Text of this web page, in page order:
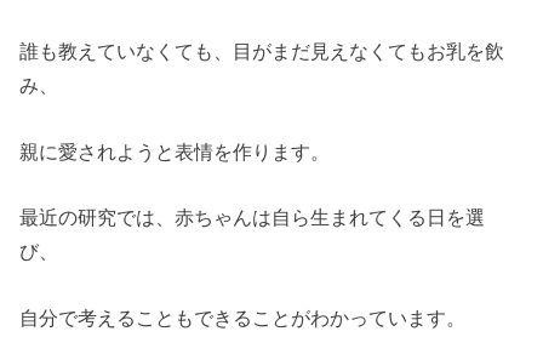
誰も教えていなくても、目がまだ見えなくてもお乳を飲
み、
親に愛されようと表情を作ります。
最近の研究では、赤ちゃんは自ら生まれてくる日を選
び、
自分で考えることもできることがわかっています。